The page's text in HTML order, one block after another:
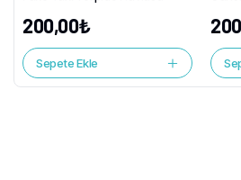
200,00₺
Sepete Ekle